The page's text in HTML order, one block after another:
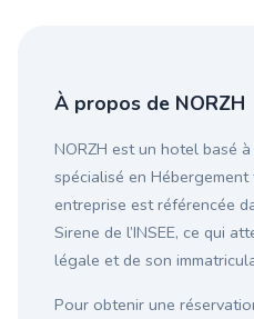
À propos de NORZH
NORZH est un hotel basé
spécialisé en
entreprise est référencée
Sirene de l’INSEE, ce qui
légale et de son
Pour obtenir une